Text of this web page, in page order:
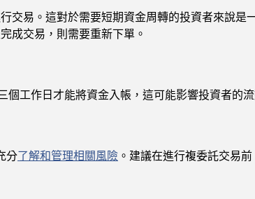
交易。這對於需要短期資金周轉的投資者來說是
成交易，則需要重新下單。
個工作日才能將資金入帳，這可能影響投資者的流
分了解和管理相關風險 。建議在進行複委託交易